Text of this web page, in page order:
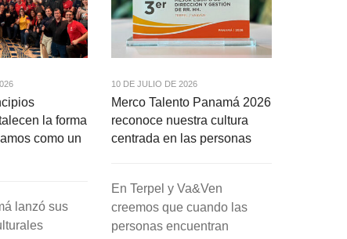
la forma
como un
lanzó sus
10 DE JULIO DE 2026
Merco Talento Panamá 2026
reconoce nuestra cultura
centrada en las personas
En Terpel y Va&Ven
creemos que cuando las
personas encuentran